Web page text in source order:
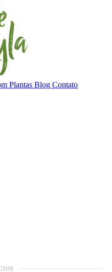
Plantas Blog Contato